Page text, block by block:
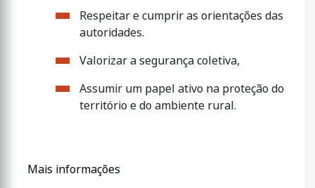
Respeitar e cumprir as orientações das
autoridades.
Valorizar a segurança coletiva,
Assumir um papel ativo na proteção do
território e do ambiente rural.
Mais informações